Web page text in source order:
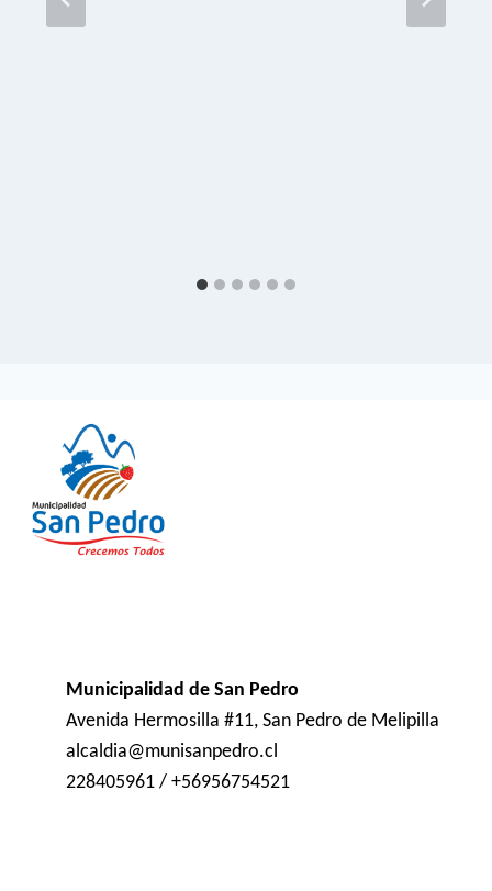
Municipalidad de San Pedro
Avenida Hermosilla #11, San Pedro de Melipilla
alcaldia@munisanpedro.cl
228405961 / +56956754521